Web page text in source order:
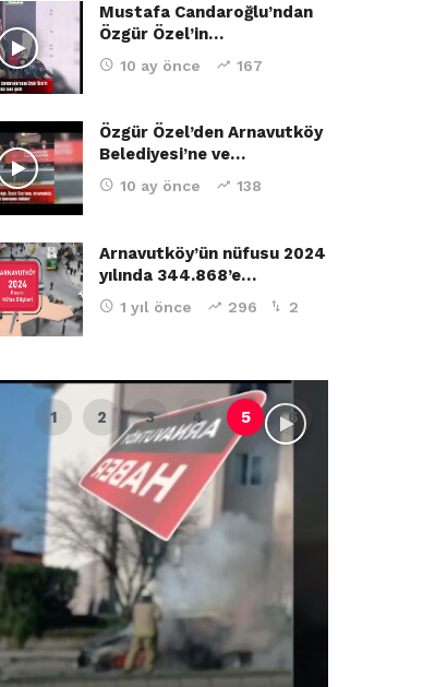
Mustafa Candaroğlu’ndan
Özgür Özel’in…
10 ay önce 167
Özgür Özel’den Arnavutköy
Belediyesi’ne ve…
10 ay önce 138
Arnavutköy’ün nüfusu 2024
yılında 344.868’e…
1 yıl önce 296 2